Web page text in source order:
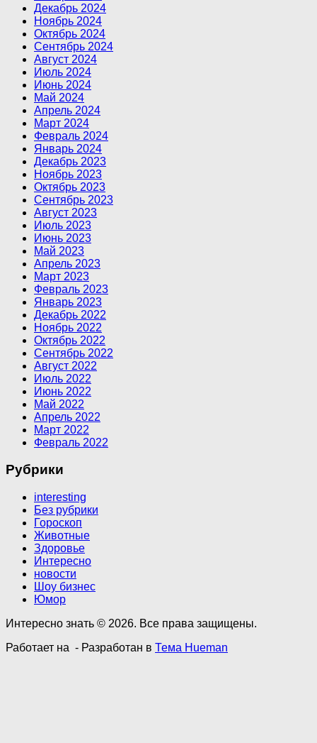
Декабрь 2024
Ноябрь 2024
Октябрь 2024
Сентябрь 2024
Август 2024
Июль 2024
Июнь 2024
Май 2024
Апрель 2024
Март 2024
Февраль 2024
Январь 2024
Декабрь 2023
Ноябрь 2023
Октябрь 2023
Сентябрь 2023
Август 2023
Июль 2023
Июнь 2023
Май 2023
Апрель 2023
Март 2023
Февраль 2023
Январь 2023
Декабрь 2022
Ноябрь 2022
Октябрь 2022
Сентябрь 2022
Август 2022
Июль 2022
Июнь 2022
Май 2022
Апрель 2022
Март 2022
Февраль 2022
Рубрики
interesting
Без рубрики
Гороскоп
Животные
Здоровье
Интересно
новости
Шоу бизнес
Юмор
Интересно знать © 2026. Все права защищены.
Работает на - Разработан в Тема Hueman